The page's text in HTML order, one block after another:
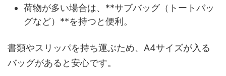
荷物が多い場合は、**サブバッグ（トートバッ
グなど）**を持つと便利。
書類やスリッパを持ち運ぶため、A4サイズが入る
バッグがあると安心です。